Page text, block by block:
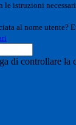
istruzioni
al nome utente?
di controllare la